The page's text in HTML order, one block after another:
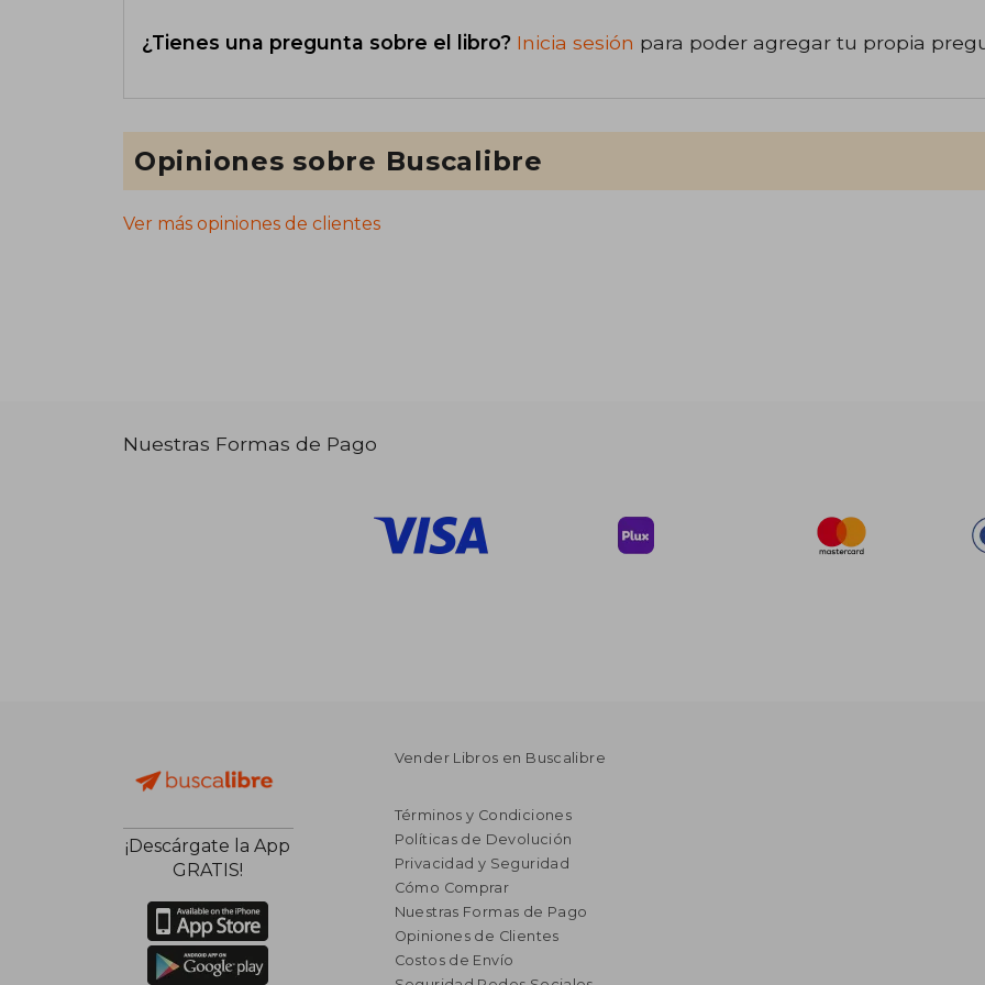
¿Tienes una pregunta sobre el libro? Inicia sesión para poder agregar tu propia
Opiniones sobre Buscalibre
Ver más opiniones de clientes
Nuestras Formas de Pago
¡Descárgate la App
GRATIS!
Vender Libros en Buscalibre
Términos y Condiciones
Políticas de Devolución
Privacidad y Seguridad
Cómo Comprar
Nuestras Formas de Pago
Opiniones de Clientes
Costos de Envío